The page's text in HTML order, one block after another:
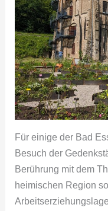
Für einige der Bad
Besuch der
Berührung mit dem
heimischen Region